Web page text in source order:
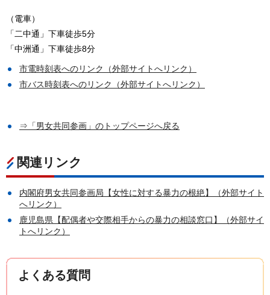
（電車）
「二中通」下車徒歩5分
「中洲通」下車徒歩8分
市電時刻表へのリンク（外部サイトへリンク）
市バス時刻表へのリンク（外部サイトへリンク）
⇒「男女共同参画」のトップページへ戻る
関連リンク
内閣府男女共同参画局【女性に対する暴力の根絶】（外部サイト
へリンク）
鹿児島県【配偶者や交際相手からの暴力の相談窓口】（外部サイ
トへリンク）
よくある質問